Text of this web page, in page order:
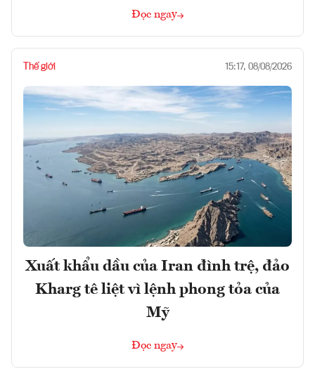
Đọc ngay
Thế giới 15:17, 08/08/2026
Xuất khẩu dầu của Iran đình trệ, đảo
Kharg tê liệt vì lệnh phong tỏa của
Mỹ
Đọc ngay